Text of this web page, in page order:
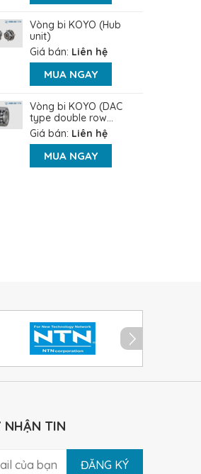
Vòng bi KOYO (Hub
unit)
Giá bán: Liên hệ
MUA NGAY
Vòng bi KOYO (DAC
type double row...
Giá bán: Liên hệ
MUA NGAY
NHẬN TIN
ĐĂNG KÝ